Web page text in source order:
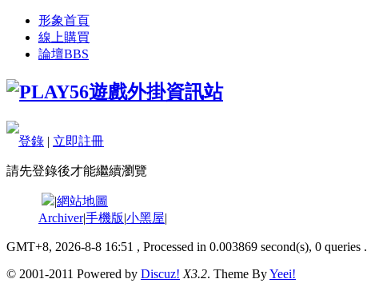
形象首頁
線上購買
論壇BBS
登錄 | 立即註冊
請先登錄後才能繼續瀏覽
|網站地圖
Archiver|手機版|小黑屋|
GMT+8, 2026-8-8 16:51 , Processed in 0.003869 second(s), 0 queries .
© 2001-2011 Powered by Discuz! X3.2. Theme ByYeei!